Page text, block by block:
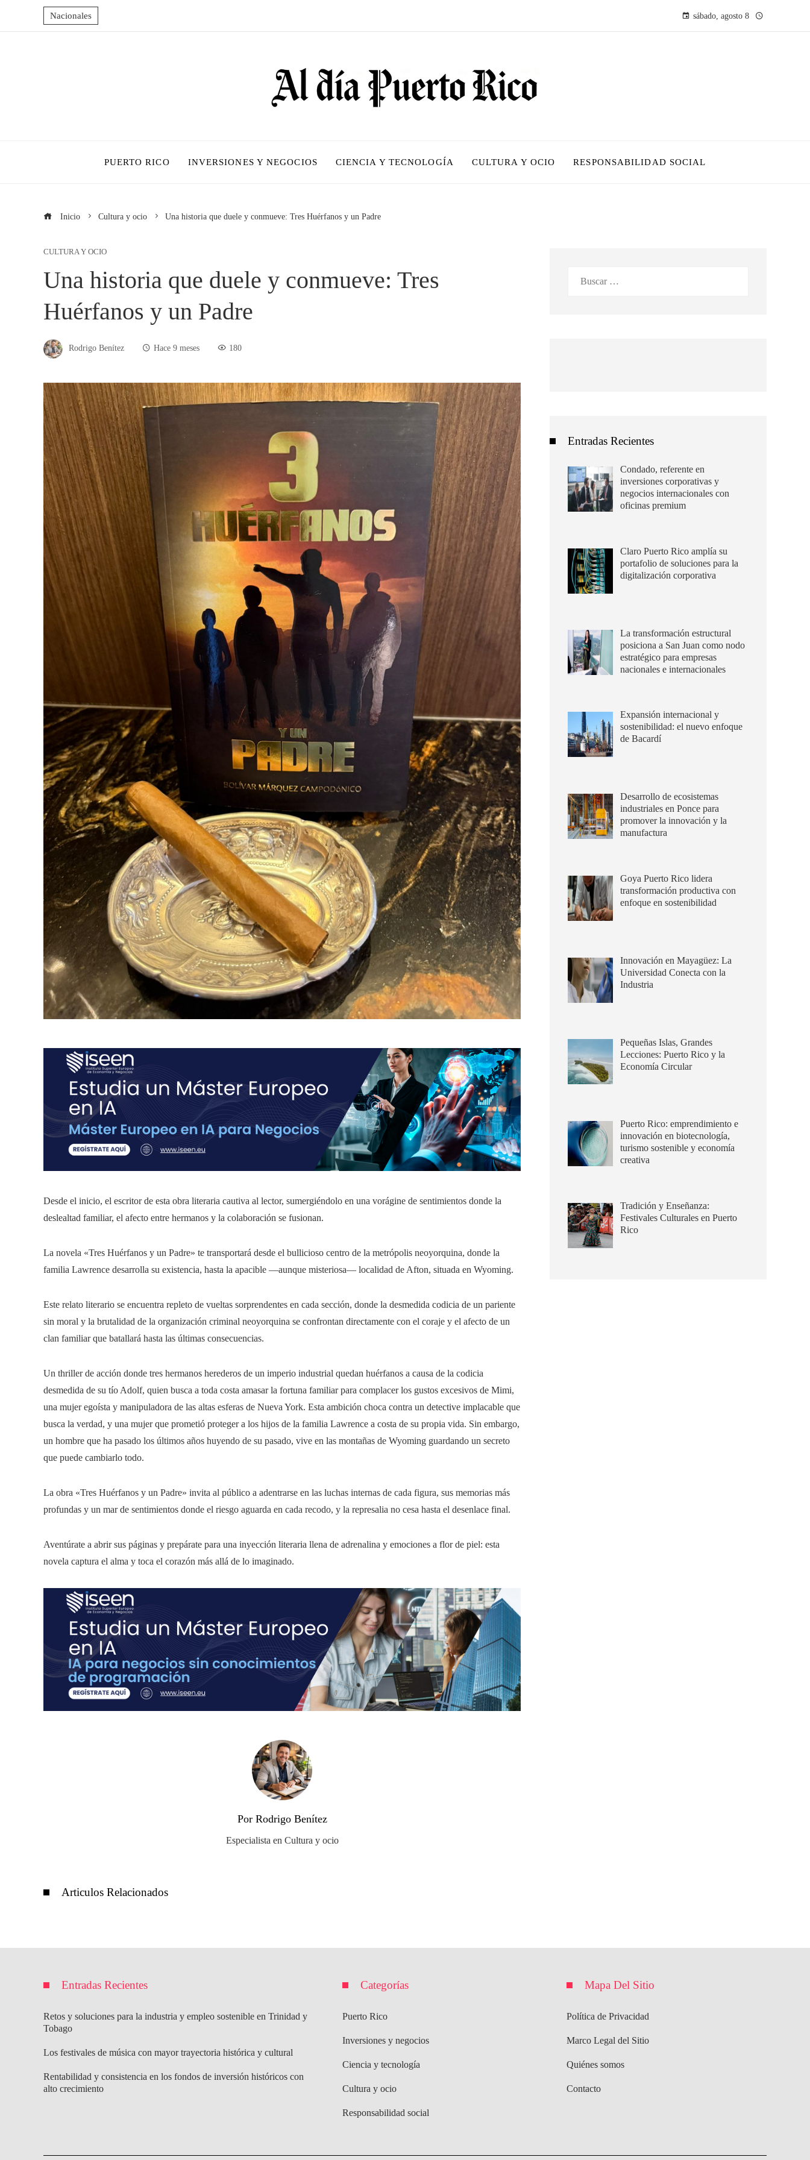
Nacionales sábado, agosto 8
PUERTO RICO INVERSIONES Y NEGOCIOS CIENCIA Y TECNOLOGÍA CULTURA Y OCIO RESPONSABILIDAD SOCIAL
Inicio Cultura y ocio Una historia que duele y conmueve: Tres Huérfanos y un Padre
CULTURA Y OCIO
Una historia que duele y conmueve: Tres
Huérfanos y un Padre
Rodrigo Benítez Hace 9 meses 180
Desde el inicio, el escritor de esta obra literaria cautiva al lector, sumergiéndolo en una vorágine de sentimientos donde la
deslealtad familiar, el afecto entre hermanos y la colaboración se fusionan.
La novela «Tres Huérfanos y un Padre» te transportará desde el bullicioso centro de la metrópolis neoyorquina, donde la
familia Lawrence desarrolla su existencia, hasta la apacible —aunque misteriosa— localidad de Afton, situada en Wyoming.
Este relato literario se encuentra repleto de vueltas sorprendentes en cada sección, donde la desmedida codicia de un pariente
sin moral y la brutalidad de la organización criminal neoyorquina se confrontan directamente con el coraje y el afecto de un
clan familiar que batallará hasta las últimas consecuencias.
Un thriller de acción donde tres hermanos herederos de un imperio industrial quedan huérfanos a causa de la codicia
desmedida de su tío Adolf, quien busca a toda costa amasar la fortuna familiar para complacer los gustos excesivos de Mimi,
una mujer egoísta y manipuladora de las altas esferas de Nueva York. Esta ambición choca contra un detective implacable que
busca la verdad, y una mujer que prometió proteger a los hijos de la familia Lawrence a costa de su propia vida. Sin embargo,
un hombre que ha pasado los últimos años huyendo de su pasado, vive en las montañas de Wyoming guardando un secreto
que puede cambiarlo todo.
La obra «Tres Huérfanos y un Padre» invita al público a adentrarse en las luchas internas de cada figura, sus memorias más
profundas y un mar de sentimientos donde el riesgo aguarda en cada recodo, y la represalia no cesa hasta el desenlace final.
Aventúrate a abrir sus páginas y prepárate para una inyección literaria llena de adrenalina y emociones a flor de piel: esta
novela captura el alma y toca el corazón más allá de lo imaginado.
Por Rodrigo Benítez
Especialista en Cultura y ocio
Articulos Relacionados
Entradas Recientes
Condado, referente en
inversiones corporativas y
negocios internacionales con
oficinas premium
Claro Puerto Rico amplía su
portafolio de soluciones para la
digitalización corporativa
La transformación estructural
posiciona a San Juan como nodo
estratégico para empresas
nacionales e internacionales
Expansión internacional y
sostenibilidad: el nuevo enfoque
de Bacardí
Desarrollo de ecosistemas
industriales en Ponce para
promover la innovación y la
manufactura
Goya Puerto Rico lidera
transformación productiva con
enfoque en sostenibilidad
Innovación en Mayagüez: La
Universidad Conecta con la
Industria
Pequeñas Islas, Grandes
Lecciones: Puerto Rico y la
Economía Circular
Puerto Rico: emprendimiento e
innovación en biotecnología,
turismo sostenible y economía
creativa
Tradición y Enseñanza:
Festivales Culturales en Puerto
Rico
Entradas Recientes
Retos y soluciones para la industria y empleo sostenible en Trinidad y
Tobago
Los festivales de música con mayor trayectoria histórica y cultural
Rentabilidad y consistencia en los fondos de inversión históricos con
alto crecimiento
Categorías
Puerto Rico
Inversiones y negocios
Ciencia y tecnología
Cultura y ocio
Responsabilidad social
Mapa Del Sitio
Política de Privacidad
Marco Legal del Sitio
Quiénes somos
Contacto